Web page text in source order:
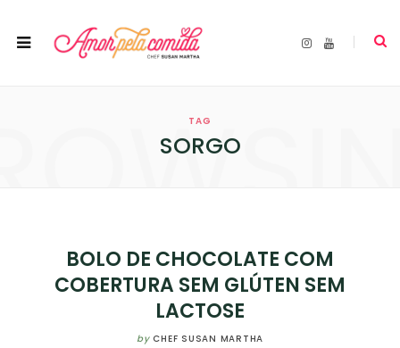
I
Y
TAG
SORGO
BOLO DE CHOCOLATE COM
COBERTURA SEM GLÚTEN SEM
LACTOSE
by CHEF SUSAN MARTHA